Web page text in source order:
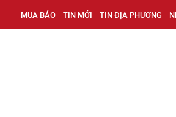
MUA BÁO TIN MỚI TIN ĐỊA PHƯƠNG